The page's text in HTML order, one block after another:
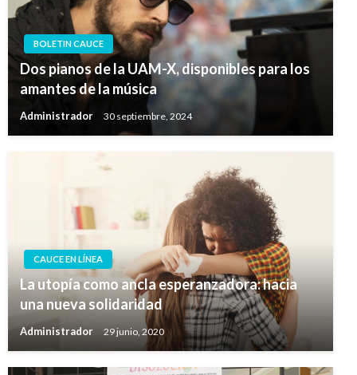
BOLETIN CAUCE
Dos pianos de la UAM-X, disponibles para los
amantes de la música
Administrador 30 septiembre, 2024
CAUCE EN LÍNEA
La utopía como ancla esperanzadora: hacia
una nueva solidaridad
Administrador 29 junio, 2020